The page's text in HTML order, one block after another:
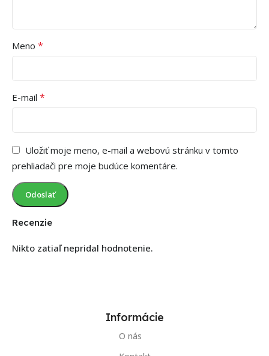
Recenzie
Nikto zatiaľ nepridal hodnotenie.
Meno *
E-mail *
Uložiť moje meno, e-mail a webovú stránku v tomto
prehliadači pre moje budúce komentáre.
Informácie
O nás